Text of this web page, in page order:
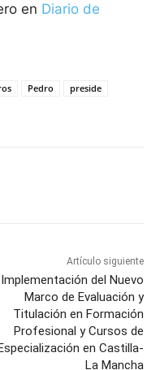
en Diario de
Pedro
preside
Artículo siguiente
Implementación del Nuevo
Marco de Evaluación y
Titulación en Formación
Profesional y Cursos de
en Castilla-
La Mancha